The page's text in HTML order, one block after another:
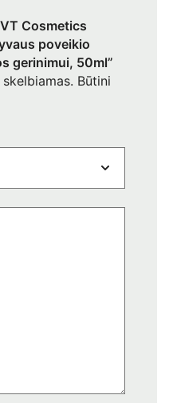
Cosmetics
poveikio
gerinimui, 50ml”
Būtini